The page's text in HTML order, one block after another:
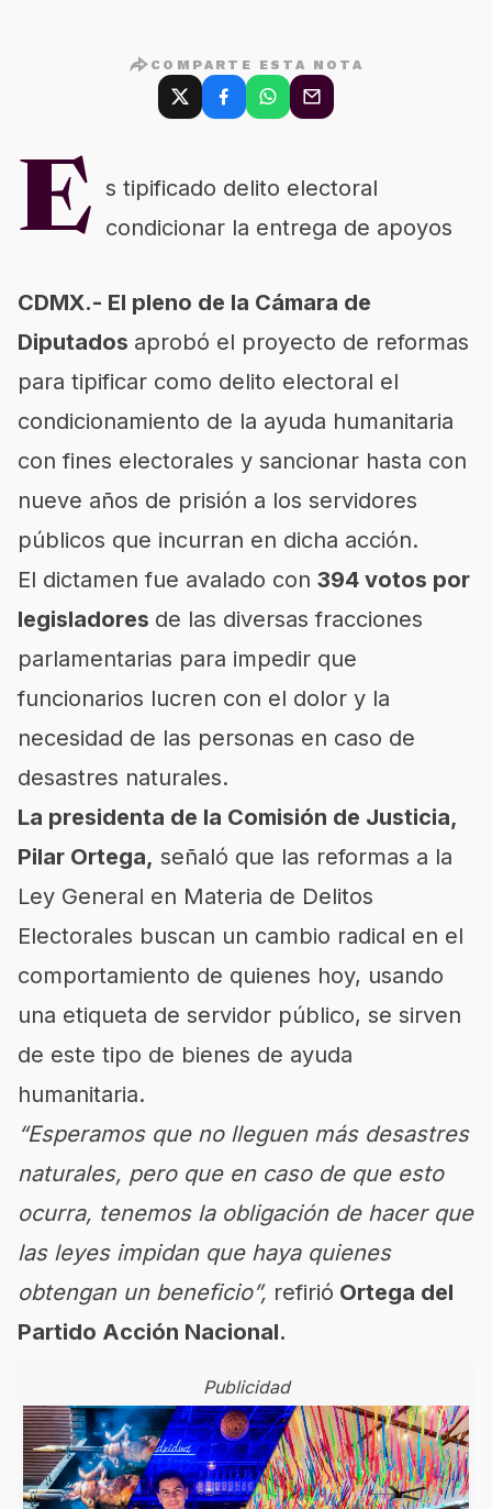
COMPARTE ESTA NOTA
E s tipificado delito electoral
condicionar la entrega de apoyos
CDMX.- El pleno de la Cámara de
Diputados aprobó el proyecto de reformas
para tipificar como delito electoral el
condicionamiento de la ayuda humanitaria
con fines electorales y sancionar hasta con
nueve años de prisión a los servidores
públicos que incurran en dicha acción.
El dictamen fue avalado con 394 votos por
legisladores de las diversas fracciones
parlamentarias para impedir que
funcionarios lucren con el dolor y la
necesidad de las personas en caso de
desastres naturales.
La presidenta de la Comisión de Justicia,
Pilar Ortega, señaló que las reformas a la
Ley General en Materia de Delitos
Electorales buscan un cambio radical en el
comportamiento de quienes hoy, usando
una etiqueta de servidor público, se sirven
de este tipo de bienes de ayuda
humanitaria.
“Esperamos que no lleguen más desastres
naturales, pero que en caso de que esto
ocurra, tenemos la obligación de hacer que
las leyes impidan que haya quienes
obtengan un beneficio”, refirió Ortega del
Partido Acción Nacional.
Publicidad